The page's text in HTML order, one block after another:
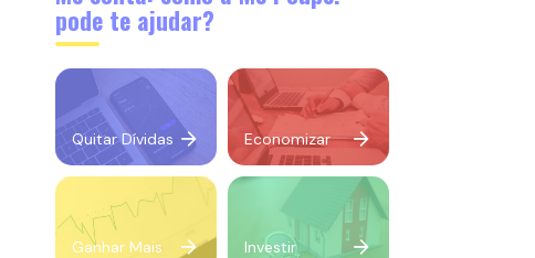
pode te ajudar?
Quitar Dívidas Economizar
Ganhar Mais Investir